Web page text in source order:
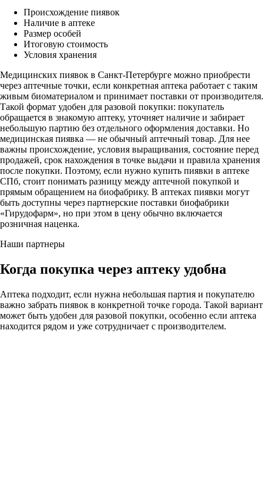
Происхождение пиявок
Наличие в аптеке
Размер особей
Итоговую стоимость
Условия хранения
Медицинских пиявок в Санкт-Петербурге можно приобрести
через аптечные точки, если конкретная аптека работает с таким
живым биоматериалом и принимает поставки от производителя.
Такой формат удобен для разовой покупки: покупатель
обращается в знакомую аптеку, уточняет наличие и забирает
небольшую партию без отдельного оформления доставки. Но
медицинская пиявка — не обычный аптечный товар. Для нее
важны происхождение, условия выращивания, состояние перед
продажей, срок нахождения в точке выдачи и правила хранения
после покупки. Поэтому, если нужно купить пиявки в аптеке
СПб, стоит понимать разницу между аптечной покупкой и
прямым обращением на биофабрику. В аптеках пиявки могут
быть доступны через партнерские поставки биофабрики
«Гирудофарм», но при этом в цену обычно включается
розничная наценка.
Наши партнеры
Когда покупка через аптеку удобна
Аптека подходит, если нужна небольшая партия и покупателю
важно забрать пиявок в конкретной точке города. Такой вариант
может быть удобен для разовой покупки, особенно если аптека
находится рядом и уже сотрудничает с производителем.